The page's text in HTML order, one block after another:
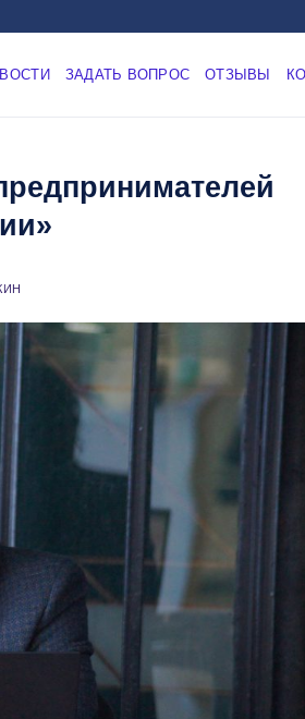
ЗАДАТЬ ВОПРОС ОТЗЫВЫ